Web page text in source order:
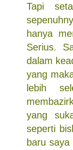
Tapi
hanya
Serius.
dalam
yang
lebih
yang
seperti
baru saya